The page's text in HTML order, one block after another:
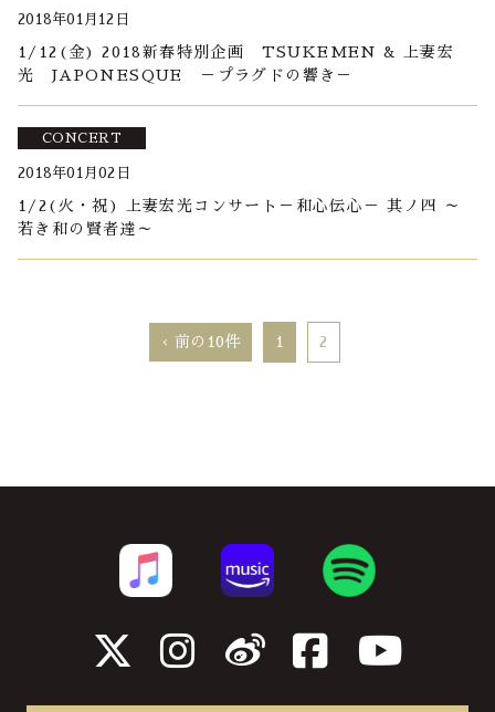
2018年01月12日
1/12(金) 2018新春特別企画 TSUKEMEN & 上妻宏
光 JAPONESQUE －プラグドの響き－
CONCERT
2018年01月02日
1/2(火・祝) 上妻宏光コンサート－和心伝心－ 其ノ四 ～
若き和の賢者達～
‹ 前の10件 1 2